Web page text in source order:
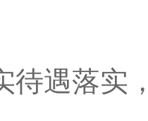
落实，